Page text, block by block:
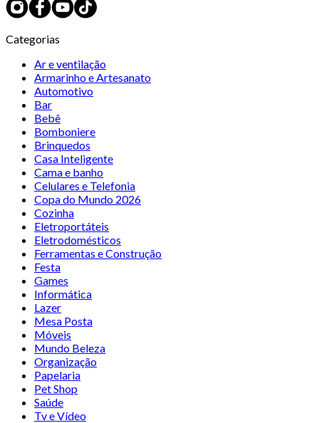
Categorias
Ar e ventilação
Armarinho e Artesanato
Automotivo
Bar
Bebê
Bomboniere
Brinquedos
Casa Inteligente
Cama e banho
Celulares e Telefonia
Copa do Mundo 2026
Cozinha
Eletroportáteis
Eletrodomésticos
Ferramentas e Construção
Festa
Games
Informática
Lazer
Mesa Posta
Móveis
Mundo Beleza
Organização
Papelaria
Pet Shop
Saúde
Tv e Vídeo